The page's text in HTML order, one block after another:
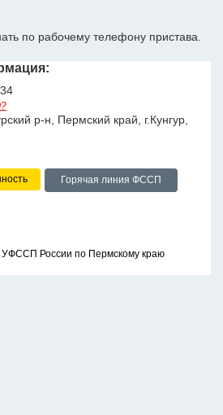
по рабочему телефону пристава.
р-н, Пермский край, г.Кунгур,
Горячая линия ФССП
УФССП России по Пермскому краю